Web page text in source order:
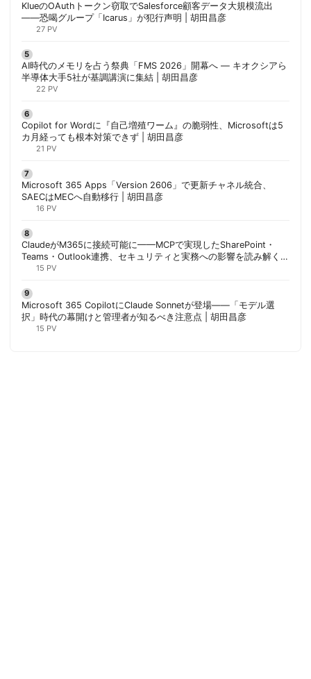
KlueのOAuthトークン窃取でSalesforce顧客データ大規模流出
——恐喝グループ「Icarus」が犯行声明 | 胡田昌彦
27 PV
AI時代のメモリを占う祭典「FMS 2026」開幕へ ― キオクシアら
半導体大手5社が基調講演に集結 | 胡田昌彦
22 PV
Copilot for Wordに『自己増殖ワーム』の脆弱性、Microsoftは5
カ月経っても根本対策できず | 胡田昌彦
21 PV
Microsoft 365 Apps「Version 2606」で更新チャネル統合、
SAECはMECへ自動移行 | 胡田昌彦
16 PV
ClaudeがM365に接続可能に——MCPで実現したSharePoint・
Teams・Outlook連携、セキュリティと実務への影響を読み解く |
胡田昌彦
15 PV
Microsoft 365 CopilotにClaude Sonnetが登場——「モデル選
択」時代の幕開けと管理者が知るべき注意点 | 胡田昌彦
15 PV